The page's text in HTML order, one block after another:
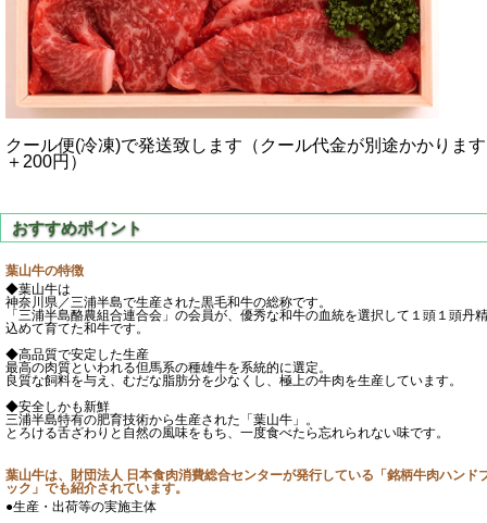
クール便(冷凍)で発送致します（クール代金が別途かかります
＋200円）
葉山牛の特徴
◆葉山牛は
神奈川県／三浦半島で生産された黒毛和牛の総称です。
「三浦半島酪農組合連合会」の会員が、優秀な和牛の血統を選択して１頭１頭丹精
込めて育てた和牛です。
◆高品質で安定した生産
最高の肉質といわれる但馬系の種雄牛を系統的に選定。
良質な飼料を与え、むだな脂肪分を少なくし、極上の牛肉を生産しています。
◆安全しかも新鮮
三浦半島特有の肥育技術から生産された「葉山牛」。
とろける舌ざわりと自然の風味をもち、一度食べたら忘れられない味です。
葉山牛は、財団法人 日本食肉消費総合センターが発行している「銘柄牛肉ハンド
ック」でも紹介されています。
●生産・出荷等の実施主体